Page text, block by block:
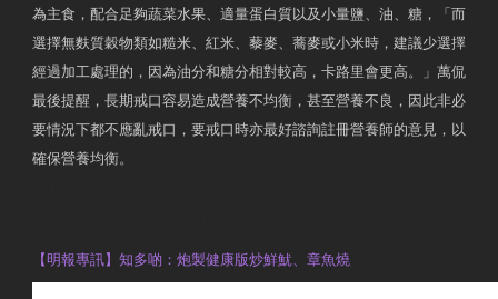
為主食，配合足夠蔬菜水果、適量蛋白質以及小量鹽、油、糖，「而
選擇無麩質穀物類如糙米、紅米、藜麥、蕎麥或小米時，建議少選擇
經過加工處理的，因為油分和糖分相對較高，卡路里會更高。」萬侃
最後提醒，長期戒口容易造成營養不均衡，甚至營養不良，因此非必
要情況下都不應亂戒口，要戒口時亦最好諮詢註冊營養師的意見，以
確保營養均衡。
【明報專訊】知多啲：炮製健康版炒鮮魷、章魚燒